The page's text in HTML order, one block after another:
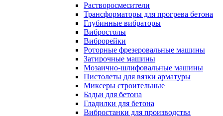
Растворосмесители
Трансформаторы для прогрева бетона
Глубинные вибраторы
Вибростолы
Виброрейки
Роторные фрезеровальные машины
Затирочные машины
Мозаично-шлифовальные машины
Пистолеты для вязки арматуры
Миксеры строительные
Бадьи для бетона
Гладилки для бетона
Вибростанки для производства